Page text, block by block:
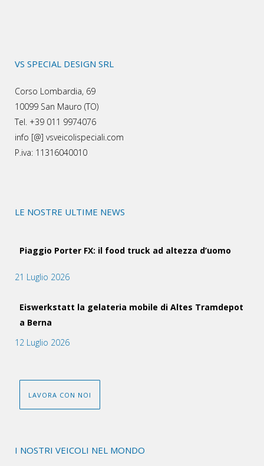
VS SPECIAL DESIGN SRL
Corso Lombardia, 69
10099 San Mauro (TO)
Tel. +39 011 9974076
info [@] vsveicolispeciali.com
P.iva: 11316040010
LE NOSTRE ULTIME NEWS
Piaggio Porter FX: il food truck ad altezza d’uomo
21 Luglio 2026
Eiswerkstatt la gelateria mobile di Altes Tramdepot
a Berna
12 Luglio 2026
LAVORA CON NOI
I NOSTRI VEICOLI NEL MONDO